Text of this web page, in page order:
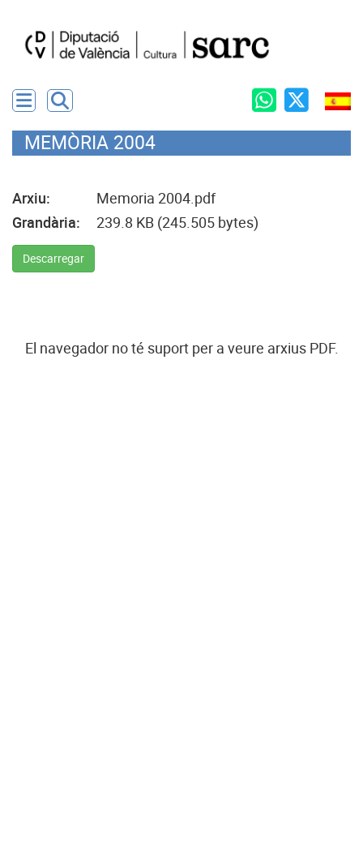
MEMÒRIA 2004
Arxiu:
Memoria 2004.pdf
Grandària:
239.8 KB (245.505 bytes)
Descarregar
El navegador no té suport per a veure arxius PDF.